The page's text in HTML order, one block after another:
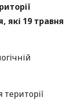
які 19 травня